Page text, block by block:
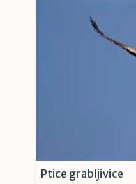
Ptice grabljivice